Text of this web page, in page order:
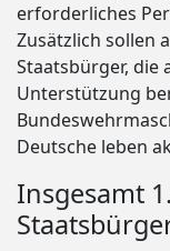
erforderliches
Zusätzlich sollen
Staatsbürger, die
Unterstützung
Deutsche leben
Insgesamt